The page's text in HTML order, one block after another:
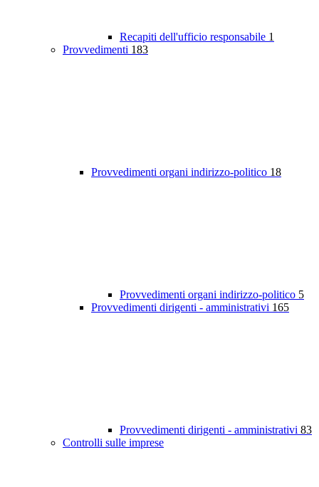
Recapiti dell'ufficio responsabile 1
Provvedimenti 183
Provvedimenti organi indirizzo-politico 18
Provvedimenti organi indirizzo-politico 5
Provvedimenti dirigenti - amministrativi 165
Provvedimenti dirigenti - amministrativi 83
Controlli sulle imprese